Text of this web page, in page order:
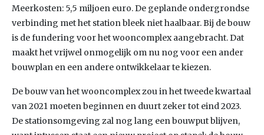
Meerkosten: 5,5 miljoen euro. De geplande ondergrondse
verbinding met het station bleek niet haalbaar. Bij de bouw
is de fundering voor het wooncomplex aangebracht. Dat
maakt het vrijwel onmogelijk om nu nog voor een ander
bouwplan en een andere ontwikkelaar te kiezen.
De bouw van het wooncomplex zou in het tweede kwartaal
van 2021 moeten beginnen en duurt zeker tot eind 2023.
De stationsomgeving zal nog lang een bouwput blijven,